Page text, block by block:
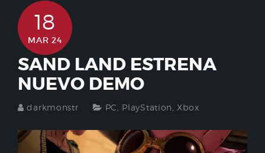
18
MAR 24
SAND LAND ESTRENA
NUEVO DEMO
darkmonstr PC PlayStation Xbox